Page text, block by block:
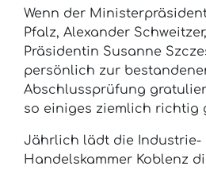
Wenn der
Pfalz, Alexander
Präsidentin Susanne
persönlich zur
Abschlussprüfung
so einiges ziemlich richtig
Jährlich lädt die Industrie-
Handelskammer Koblenz